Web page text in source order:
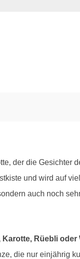
der die Gesichter
und wird auf
auch noch
Karotte, Rüebli oder
die nur einjährig